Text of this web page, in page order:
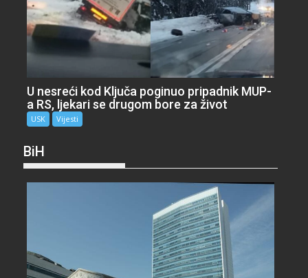
U nesreći kod Ključa poginuo pripadnik MUP-
a RS, ljekari se drugom bore za život
USK Vijesti
BiH